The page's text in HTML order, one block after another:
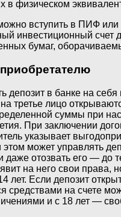
в физическом
вступить в ПИФ или
инвестиционный счет
бумаг,
депозит в банке на
третье лицо
суммы при
При заключении
указывает
этом может управлять
даже отозвать его — до
на него свои права,
лет. Если депозит
средствами на счете
и с 18 лет —